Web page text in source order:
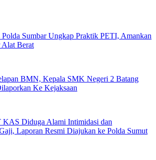
Sumbar Ungkap Praktik PETI, Amankan
Alat Berat
BMN, Kepala SMK Negeri 2 Batang
Ke Kejaksaan
KAS Diduga Alami Intimidasi dan
Laporan Resmi Diajukan ke Polda Sumut